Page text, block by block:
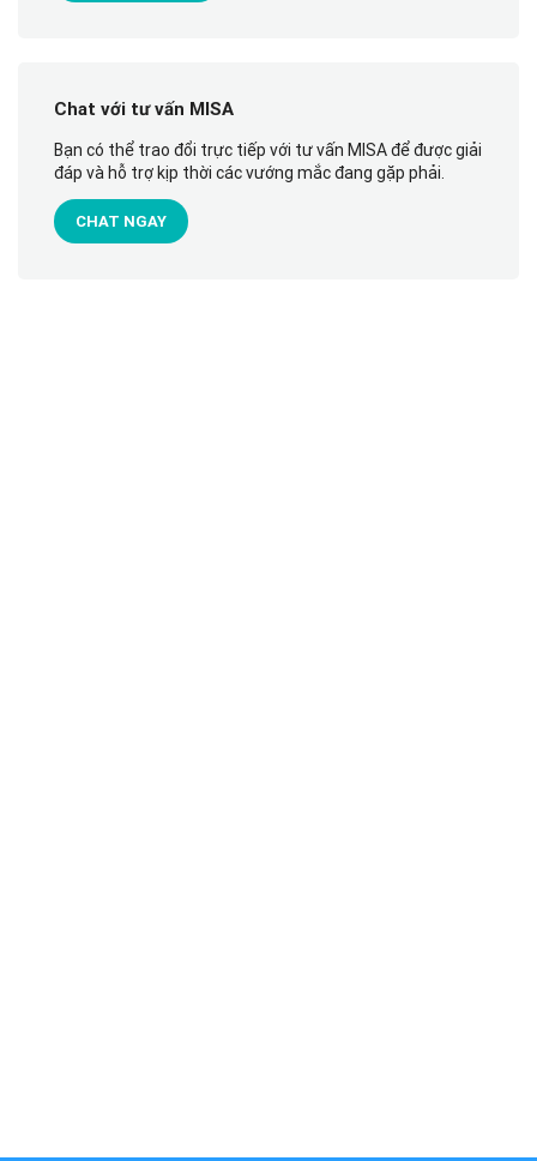
Chat với tư vấn MISA
Bạn có thể trao đổi trực tiếp với tư vấn MISA để được giải
đáp và hỗ trợ kịp thời các vướng mắc đang gặp phải.
CHAT NGAY